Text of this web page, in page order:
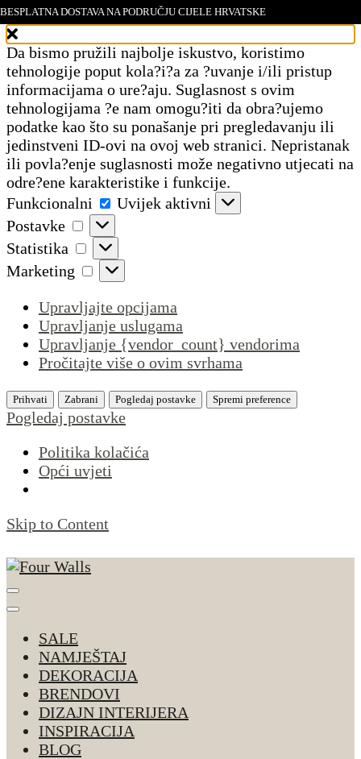
Upravljajte pristankom
Da bismo pružili najbolje iskustvo, koristimo
tehnologije poput kola?i?a za ?uvanje i/ili pristup
informacijama o ure?aju. Suglasnost s ovim
tehnologijama ?e nam omogu?iti da obra?ujemo
podatke kao što su ponašanje pri pregledavanju ili
jedinstveni ID-ovi na ovoj web stranici. Nepristanak
ili povla?enje suglasnosti može negativno utjecati na
odre?ene karakteristike i funkcije.
Funkcionalni
Funkcionalni
Uvijek aktivni
Postavke
Postavke
Statistika
Statistika
Marketing
Marketing
Upravljajte opcijama
Upravljanje uslugama
Upravljanje {vendor_count} vendorima
Pročitajte više o ovim svrhama
Prihvati Zabrani Pogledaj postavke Spremi preference
Pogledaj postavke
Politika kolačića
Opći uvjeti
Skip to Content
BESPLATNA DOSTAVA NA PODRUČJU CIJELE HRVATSKE
SALE
NAMJEŠTAJ
DEKORACIJA
BRENDOVI
DIZAJN INTERIJERA
INSPIRACIJA
BLOG